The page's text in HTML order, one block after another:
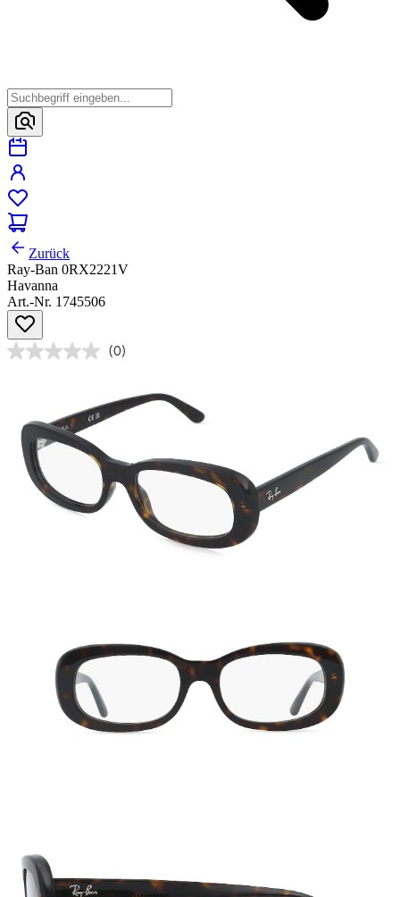
Zurück
Ray-Ban 0RX2221V
Havanna
Art.-Nr. 1745506
(0)